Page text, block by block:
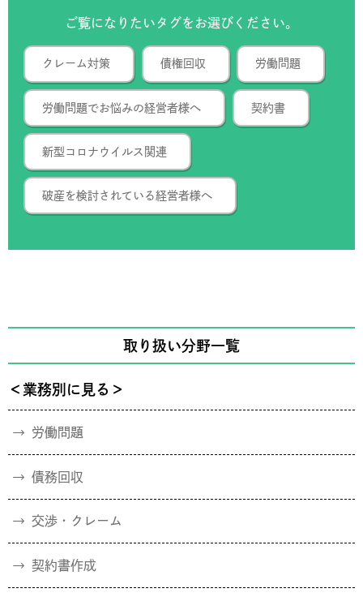
ご覧になりたいタグをお選びください。
クレーム対策 債権回収 労働問題
労働問題でお悩みの経営者様へ 契約書
新型コロナウイルス関連
破産を検討されている経営者様へ
取り扱い分野一覧
＜業務別に見る＞
労働問題
債務回収
交渉・クレーム
契約書作成